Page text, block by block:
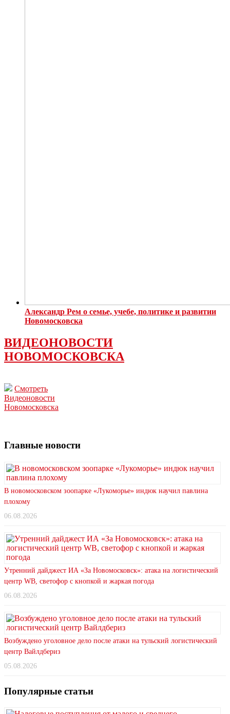
Александр Рем о семье, учебе, политике и развитии
Новомосковска
ВИДЕОНОВОСТИ
НОВОМОСКОВСКА
Смотреть
Видеоновости
Новомосковска
Главные новости
В новомосковском зоопарке «Лукоморье» индюк научил павлина
плохому
06.08.2026
Утренний дайджест ИА «За Новомосковск»: атака на логистический
центр WB, светофор с кнопкой и жаркая погода
06.08.2026
Возбуждено уголовное дело после атаки на тульский логистический
центр Вайлдбериз
05.08.2026
Популярные статьи